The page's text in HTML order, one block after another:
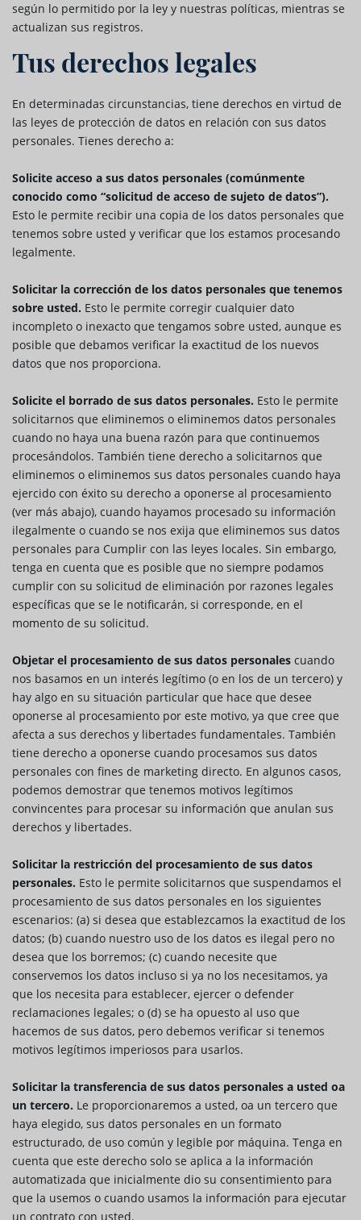
según lo permitido por la ley y nuestras políticas, mientras se
actualizan sus registros.
Tus derechos legales
En determinadas circunstancias, tiene derechos en virtud de
las leyes de protección de datos en relación con sus datos
personales. Tienes derecho a:
Solicite acceso a sus datos personales (comúnmente
conocido como “solicitud de acceso de sujeto de datos”).
Esto le permite recibir una copia de los datos personales que
tenemos sobre usted y verificar que los estamos procesando
legalmente.
Solicitar la corrección de los datos personales que tenemos
sobre usted. Esto le permite corregir cualquier dato
incompleto o inexacto que tengamos sobre usted, aunque es
posible que debamos verificar la exactitud de los nuevos
datos que nos proporciona.
Solicite el borrado de sus datos personales. Esto le permite
solicitarnos que eliminemos o eliminemos datos personales
cuando no haya una buena razón para que continuemos
procesándolos. También tiene derecho a solicitarnos que
eliminemos o eliminemos sus datos personales cuando haya
ejercido con éxito su derecho a oponerse al procesamiento
(ver más abajo), cuando hayamos procesado su información
ilegalmente o cuando se nos exija que eliminemos sus datos
personales para Cumplir con las leyes locales. Sin embargo,
tenga en cuenta que es posible que no siempre podamos
cumplir con su solicitud de eliminación por razones legales
específicas que se le notificarán, si corresponde, en el
momento de su solicitud.
Objetar el procesamiento de sus datos personales cuando
nos basamos en un interés legítimo (o en los de un tercero) y
hay algo en su situación particular que hace que desee
oponerse al procesamiento por este motivo, ya que cree que
afecta a sus derechos y libertades fundamentales. También
tiene derecho a oponerse cuando procesamos sus datos
personales con fines de marketing directo. En algunos casos,
podemos demostrar que tenemos motivos legítimos
convincentes para procesar su información que anulan sus
derechos y libertades.
Solicitar la restricción del procesamiento de sus datos
personales. Esto le permite solicitarnos que suspendamos el
procesamiento de sus datos personales en los siguientes
escenarios: (a) si desea que establezcamos la exactitud de los
datos; (b) cuando nuestro uso de los datos es ilegal pero no
desea que los borremos; (c) cuando necesite que
conservemos los datos incluso si ya no los necesitamos, ya
que los necesita para establecer, ejercer o defender
reclamaciones legales; o (d) se ha opuesto al uso que
hacemos de sus datos, pero debemos verificar si tenemos
motivos legítimos imperiosos para usarlos.
Solicitar la transferencia de sus datos personales a usted oa
un tercero. Le proporcionaremos a usted, oa un tercero que
haya elegido, sus datos personales en un formato
estructurado, de uso común y legible por máquina. Tenga en
cuenta que este derecho solo se aplica a la información
automatizada que inicialmente dio su consentimiento para
que la usemos o cuando usamos la información para ejecutar
un contrato con usted.